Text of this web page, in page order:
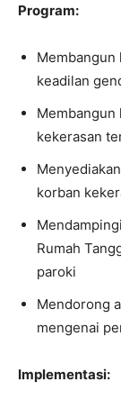
Program:
Membangun
keadilan
Membangun
kekerasan
korban
Rumah
paroki
Mendorong
mengenai
Implementasi: